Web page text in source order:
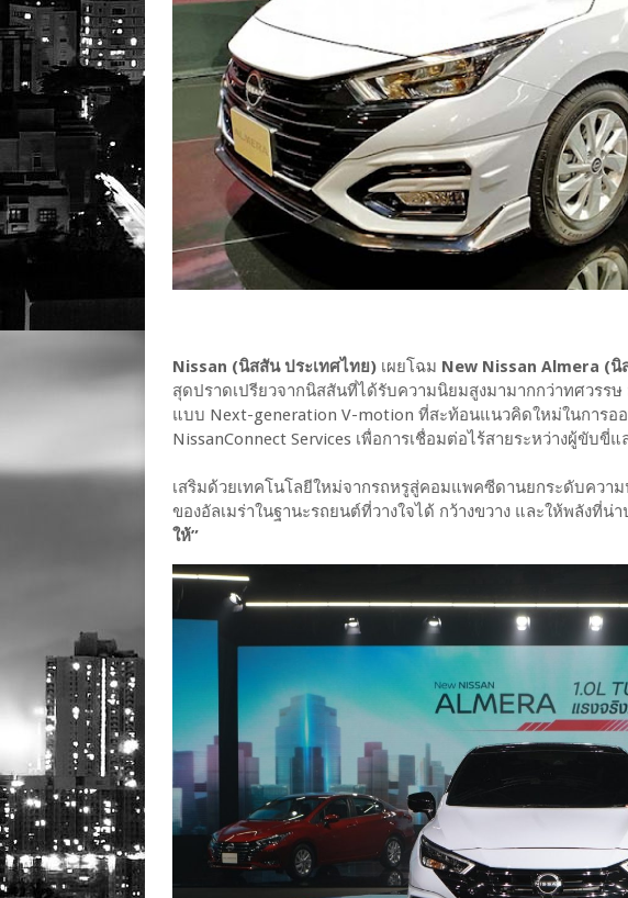
Nissan (นิสสัน ประเทศไทย) เผยโฉม New Nissan Almera (นิ
สุดปราดเปรียวจากนิสสันที่ได้รับความนิยมสูงมามากกว่าทศวรร
แบบ Next-generation V-motion ที่สะท้อนแนวคิดใหม่ในการอ
NissanConnect Services เพื่อการเชื่อมต่อไร้สายระหว่างผู้ขับขี่
เสริมด้วยเทคโนโลยีใหม่จากรถหรูสู่คอมแพคซีดานยกระดับควา
ของอัลเมร่าในฐานะรถยนต์ที่วางใจได้ กว้างขวาง และให้พลังที่น่
ให้”